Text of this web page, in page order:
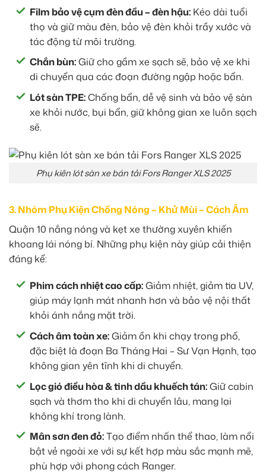
Film bảo vệ cụm đèn đầu – đèn hậu: Kéo dài tuổi
thọ và giữ màu đèn, bảo vệ đèn khỏi trầy xước và
tác động từ môi trường.
Chắn bùn:Giữ cho gầm xe sạch sẽ, bảo vệ xe khi
di chuyển qua các đoạn đường ngập hoặc bẩn.
Lót sàn TPE:Chống bẩn, dễ vệ sinh và bảo vệ sàn
xe khỏi nước, bụi bẩn, giữ không gian xe luôn sạch
sẽ.
Phụ kiên lót sàn xe bán tải Fors Ranger XLS 2025
3. Nhóm Phụ Kiện Chống Nóng – Khử Mùi – Cách Âm
Quận 10 nắng nóng và kẹt xe thường xuyên khiến
khoang lái nóng bí. Những phụ kiện này giúp cải thiện
đáng kể:
Phim cách nhiệt cao cấp:Giảm nhiệt, giảm tia UV,
giúp máy lạnh mát nhanh hơn và bảo vệ nội thất
khỏi ánh nắng mặt trời.
Cách âm toàn xe:Giảm ồn khi chạy trong phố,
đặc biệt là đoạn Ba Tháng Hai – Sư Vạn Hạnh, tạo
không gian yên tĩnh khi di chuyển.
Lọc gió điều hòa & tinh dầu khuếch tán:Giữ cabin
sạch và thơm tho khi di chuyển lâu, mang lại
không khí trong lành.
Mân sơn đen đỏ:Tạo điểm nhấn thể thao, làm nổi
bật vẻ ngoài xe với sự kết hợp màu sắc mạnh mẽ,
phù hợp với phong cách Ranger.